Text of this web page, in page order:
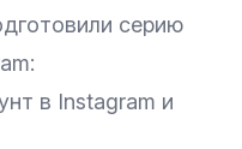
серию
в Instagram и